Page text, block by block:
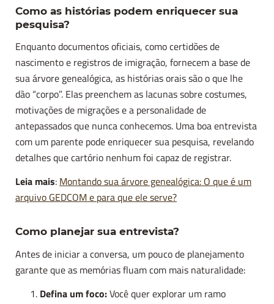
Como as histórias podem enriquecer sua
pesquisa?
Enquanto documentos oficiais, como certidões de
nascimento e registros de imigração, fornecem a base de
sua árvore genealógica, as histórias orais são o que lhe
dão “corpo”. Elas preenchem as lacunas sobre costumes,
motivações de migrações e a personalidade de
antepassados que nunca conhecemos. Uma boa entrevista
com um parente pode enriquecer sua pesquisa, revelando
detalhes que cartório nenhum foi capaz de registrar.
Leia mais: Montando sua árvore genealógica: O que é um
arquivo GEDCOM e para que ele serve?
Como planejar sua entrevista?
Antes de iniciar a conversa, um pouco de planejamento
garante que as memórias fluam com mais naturalidade:
Defina um foco:Você quer explorar um ramo